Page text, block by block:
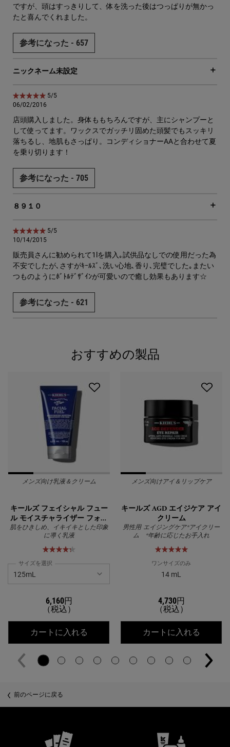
ですが、頭はすっきりして、体を洗った後はつっぱりが無かっ
たと喜んでくれました。
参考になった - 657
ニックネーム未設定
5星中5。
5/5
06/02/2016
店頭購入しました。身体ももちろんですが、主にシャンプーと
して使ってます。ワックスでガッチリ固めた頭髪でもスッキリ
落ちるし、地肌もさっぱり。コンディショナーAAと合わせて夏
を乗り切ります！
参考になった - 705
８９１０
5星中5。
5/5
10/14/2015
販売員さんに勧められて1lを購入｡試供品なしでの使用だった為
不安でしたが､さすがｷｰﾙｽﾞ､洗い心地､香り､完璧でした｡またい
つものようにﾎﾞﾄﾙﾃﾞｻﾞｲﾝが可愛いので癒し効果もあります☆
参考になった - 621
おすすめの製品
メンズ向け乳液＆クリーム
キールズ フェイシャル フュー
ル モイスチャライザー フォー
メン
肌をひきしめ、イキイキとした印象
に導く乳液
サイズを選択
6,160円
（税込）
カートに入れる キールズ フェイシャル フュール モ
メンズ向けアイ＆リップケア
キールズ AGD エイジケア アイ
クリーム
男性用 エイジングケア*アイクリー
ム *年齢に応じたお手入れ
ワンサイズのみ
14 mL
4,730円
（税込）
カートに入れる
前のページに戻る